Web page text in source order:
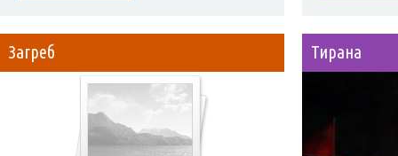
Загреб Тирана